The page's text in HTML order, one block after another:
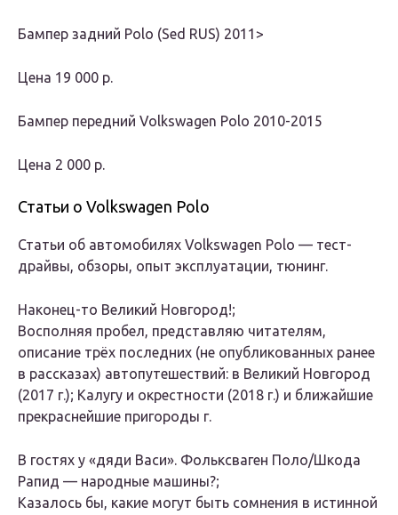
Бампер задний Polo (Sed RUS) 2011>
Цена 19 000 р.
Бампер передний Volkswagen Polo 2010-2015
Цена 2 000 р.
Статьи о Volkswagen Polo
Статьи об автомобилях Volkswagen Polo — тест-
драйвы, обзоры, опыт эксплуатации, тюнинг.
Наконец-то Великий Новгород!;
Восполняя пробел, представляю читателям,
описание трёх последних (не опубликованных ранее
в рассказах) автопутешествий: в Великий Новгород
(2017 г.); Калугу и окрестности (2018 г.) и ближайшие
прекраснейшие пригороды г.
В гостях у «дяди Васи». Фольксваген Поло/Шкода
Рапид — народные машины?;
Казалось бы, какие могут быть сомнения в истинной